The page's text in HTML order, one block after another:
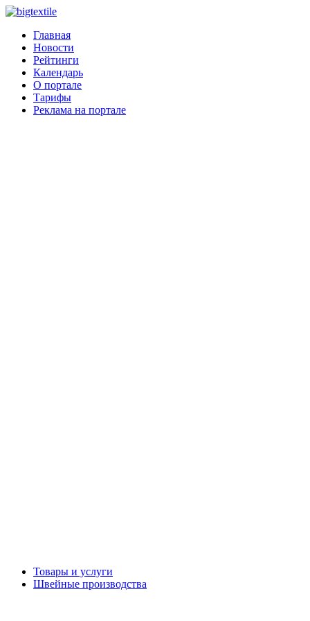
Главная
Новости
Рейтинги
Календарь
О портале
Тарифы
Реклама на портале
Товары и услуги
Швейные производства